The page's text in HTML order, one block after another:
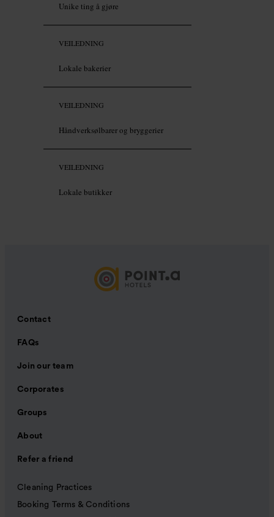
Unike ting å gjøre
VEILEDNING
Lokale bakerier
VEILEDNING
Håndverksølbarer og bryggerier
VEILEDNING
Lokale butikker
Contact
FAQs
Join our team
Corporates
Groups
About
Refer a friend
Cleaning Practices
Booking Terms & Conditions